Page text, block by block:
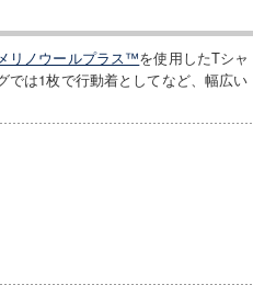
リノウールプラス™を使用したTシャ
では1枚で行動着としてなど、幅広い